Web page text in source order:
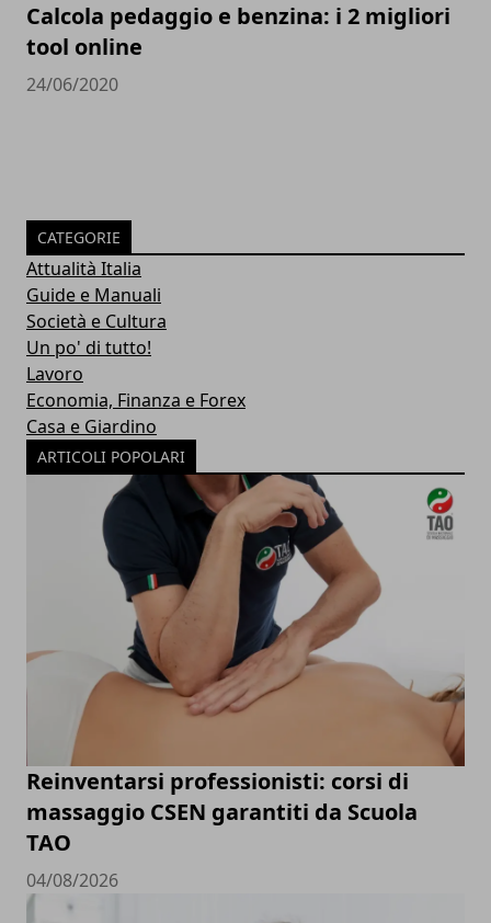
Calcola pedaggio e benzina: i 2 migliori
tool online
24/06/2020
CATEGORIE
Attualità Italia
Guide e Manuali
Società e Cultura
Un po' di tutto!
Lavoro
Economia, Finanza e Forex
Casa e Giardino
ARTICOLI POPOLARI
Reinventarsi professionisti: corsi di
massaggio CSEN garantiti da Scuola
TAO
04/08/2026